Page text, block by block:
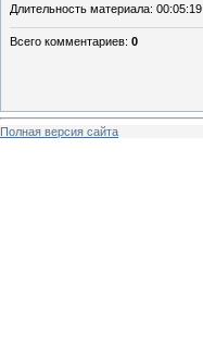
Длительность материала: 00:05:19
Всего комментариев: 0
Полная версия сайта